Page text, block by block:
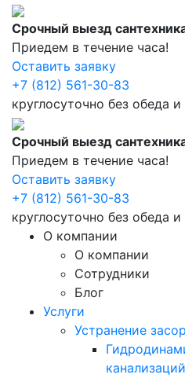
Срочный выезд
Приедем в течение часа!
Оставить заявку
+7 (812) 561-30-83
круглосуточно без обеда
Срочный выезд
Приедем в течение часа!
Оставить заявку
+7 (812) 561-30-83
круглосуточно без обеда
О компании
О компании
Сотрудники
Блог
Услуги
Устранение
канализаций